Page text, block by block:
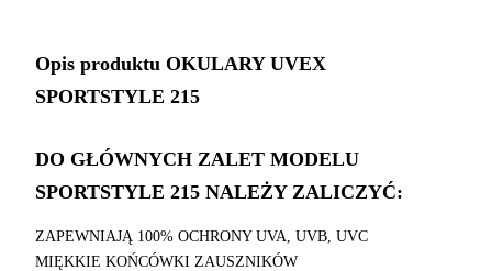
Opis produktu OKULARY UVEX
SPORTSTYLE 215
DO GŁÓWNYCH ZALET MODELU
SPORTSTYLE 215 NALEŻY ZALICZYĆ:
ZAPEWNIAJĄ 100% OCHRONY UVA, UVB, UVC
MIĘKKIE KOŃCÓWKI ZAUSZNIKÓW